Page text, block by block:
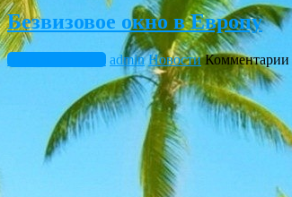
Безвизовое окно в Европу
Январь 25, 2017 admin Новости Комментарии